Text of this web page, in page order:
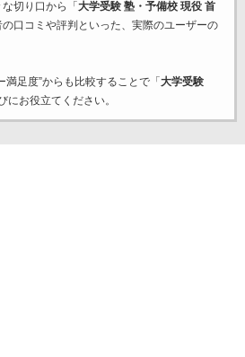
切り口から「 大学受験 塾・予備校 現役 首
の口コミや評判といった、実際のユーザーの
足度”からも比較することで「 大学受験
にお役立てください。